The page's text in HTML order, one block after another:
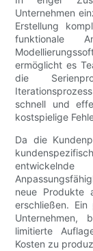
Unternehmen
Erstellung
funktionale
ermöglicht es
die
schnell und
kostspielige
Da die
neue Produkte
erschließen.
Unternehmen,
limitierte
Kosten zu